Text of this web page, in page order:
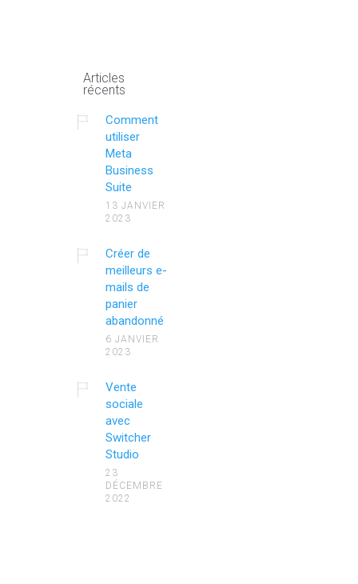
Articles
récents
Comment
utiliser
Meta
Business
Suite
13 JANVIER
2023
Créer de
meilleurs e-
mails de
panier
abandonné
6 JANVIER
2023
Vente
sociale
avec
Switcher
Studio
23
DÉCEMBRE
2022